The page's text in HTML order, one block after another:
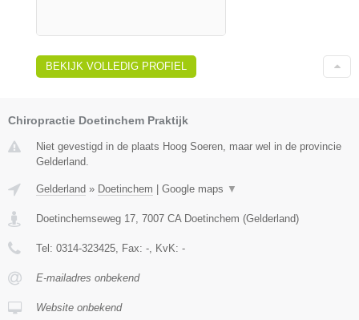
BEKIJK VOLLEDIG PROFIEL
Chiropractie Doetinchem Praktijk
Niet gevestigd in de plaats Hoog Soeren, maar wel in de provincie
Gelderland.
Gelderland » Doetinchem Google maps ▼
Doetinchemseweg 17, 7007 CA Doetinchem (Gelderland)
Tel: 0314-323425, Fax: -, KvK: -
E-mailadres onbekend
Website onbekend